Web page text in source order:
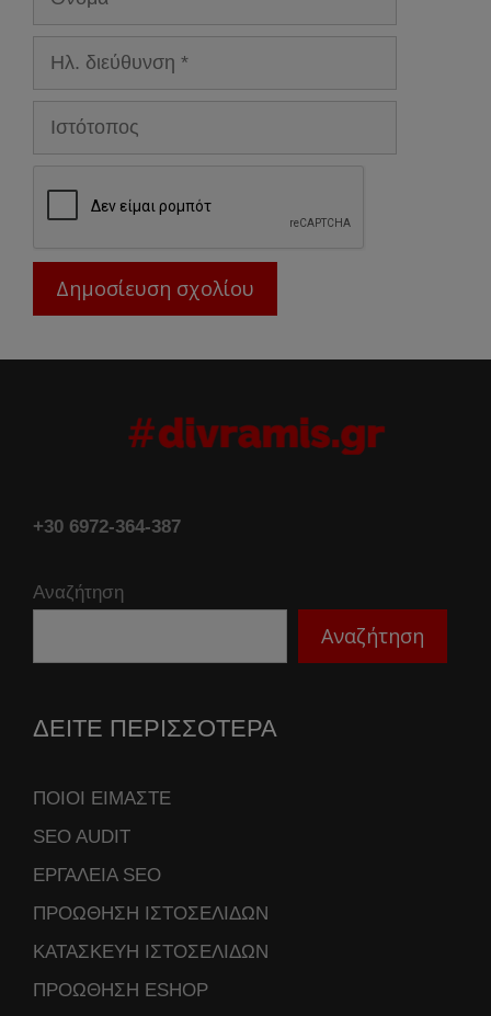
Ηλ.
διεύθυνση
Ιστότοπος
+30 6972-364-387
Αναζήτηση
Αναζήτηση
ΔΕΙΤΕ ΠΕΡΙΣΣΟΤΕΡΑ
ΠΟΙΟΙ ΕΙΜΑΣΤΕ
SEO AUDIT
ΕΡΓΑΛΕΙΑ SEO
ΠΡΟΩΘΗΣΗ ΙΣΤΟΣΕΛΙΔΩΝ
ΚΑΤΑΣΚΕΥΗ ΙΣΤΟΣΕΛΙΔΩΝ
ΠΡΟΩΘΗΣΗ ESHOP